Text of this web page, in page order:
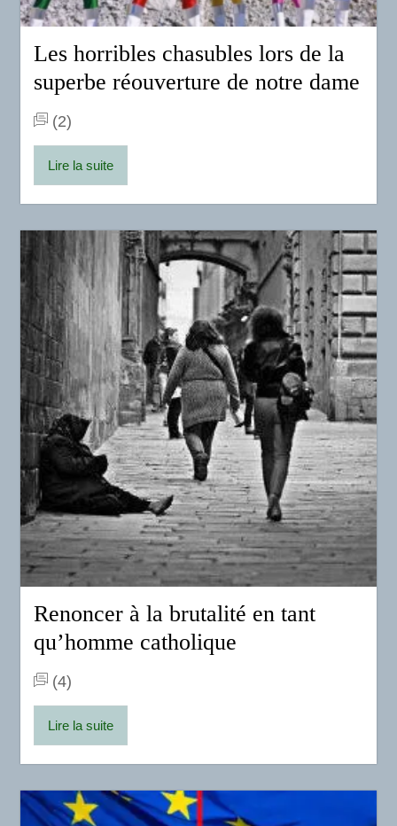
Les horribles chasubles lors de la
superbe réouverture de notre dame
(2)
Lire la suite
Renoncer à la brutalité en tant
qu’homme catholique
(4)
Lire la suite